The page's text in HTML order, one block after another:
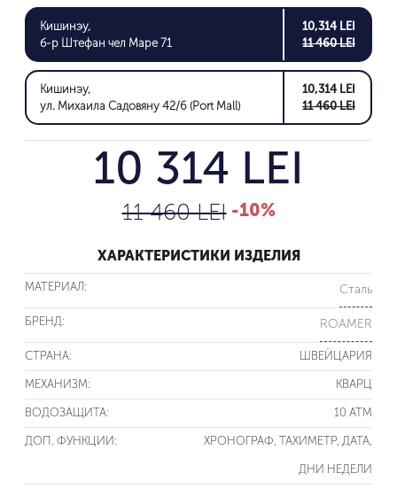
Кишинэу,
б-р Штефан чел Маре 71
10,314 LEI
11 460 LEI
Кишинэу,
ул. Михаила Садовяну 42/6 (Port Mall)
10,314 LEI
11 460 LEI
10 314 LEI
11 460 LEI -10%
ХАРАКТЕРИСТИКИ ИЗДЕЛИЯ
МАТЕРИАЛ: Сталь
БРЕНД: ROAMER
СТРАНА: ШВЕЙЦАРИЯ
МЕХАНИЗМ: КВАРЦ
ВОДОЗАЩИТА: 10 ATM
ДОП. ФУНКЦИИ: ХРОНОГРАФ, ТАХИМЕТР, ДАТА,
ДНИ НЕДЕЛИ